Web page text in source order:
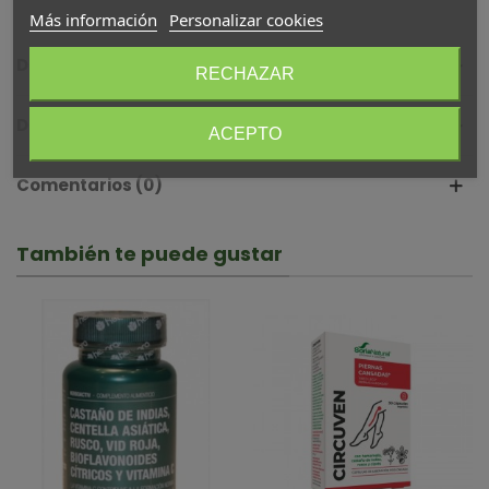
Comentarios (0)
También te puede gustar
Más información Personalizar cookies
RECHAZAR
ACEPTO